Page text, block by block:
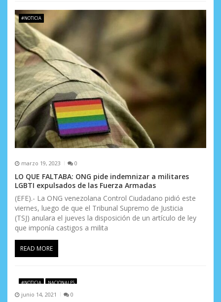
#NOTICIA
marzo 19, 2023 0
LO QUE FALTABA: ONG pide indemnizar a militares
LGBTI expulsados de las Fuerza Armadas
(EFE).- La ONG venezolana Control Ciudadano pidió este
viernes, luego de que el Tribunal Supremo de Justicia
(TSJ) anulara el jueves la disposición de un artículo de ley
que imponía castigos a milita
READ MORE
#NOTICIA NACIONALES
junio 14, 2021 0